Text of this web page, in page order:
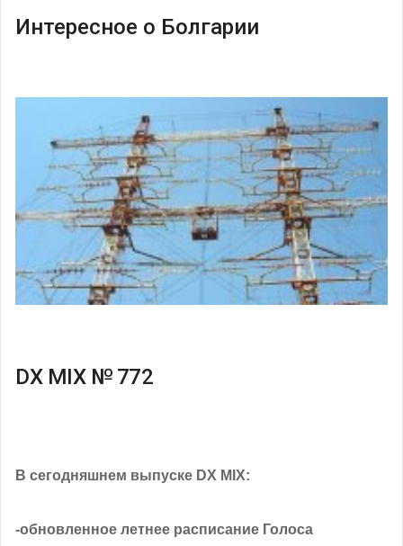
Интересное о Болгарии
DX MIX № 772
В сегодняшнем выпуске DX MIX:
-обновленное летнее расписание Голоса